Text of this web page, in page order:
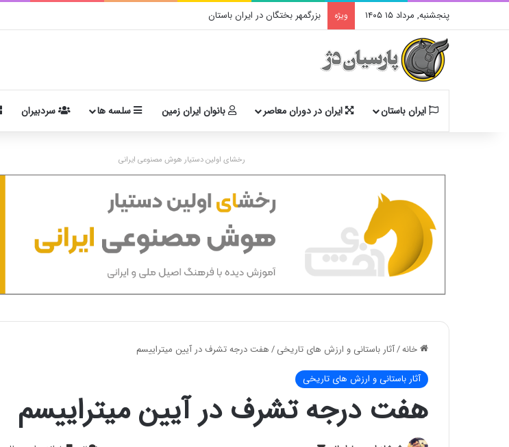
پنجشنبه, مرداد ۱۵ ۱۴۰۵ ویژه بزرگمهر بختگان در ایران باستان
ایران باستان ایران در دوران معاصر بانوان ایران زمین سلسه ها سردبیران
رخشای اولین دستیار هوش مصنوعی ایرانی
خانه/آثار باستانی و ارزش های تاریخی/هفت درجه تشرف در آیین میتراییسم
آثار باستانی و ارزش های تاریخی
هفت درجه تشرف در آیین میتراییسم